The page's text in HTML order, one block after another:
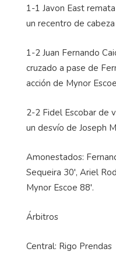
1-1 Javon East
un recentro de
1-2 Juan Fernando
cruzado a pase de
acción de Mynor
2-2 Fidel Escobar de
un desvío de Joseph
Amonestados:
Sequeira 30', Ariel
Mynor Escoe 88'.
Árbitros
Central: Rigo Prendas